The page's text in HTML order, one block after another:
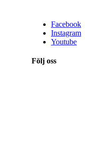
Facebook
Instagram
Youtube
Följ oss